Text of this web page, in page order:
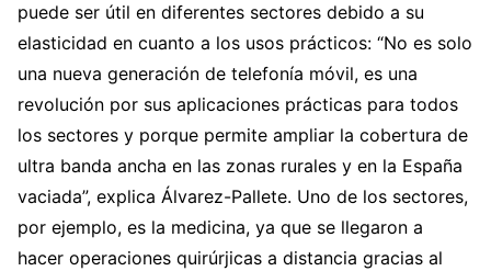
puede ser útil en diferentes sectores debido a su
elasticidad en cuanto a los usos prácticos: “No es solo
una nueva generación de telefonía móvil, es una
revolución por sus aplicaciones prácticas para todos
los sectores y porque permite ampliar la cobertura de
ultra banda ancha en las zonas rurales y en la España
vaciada”, explica Álvarez-Pallete. Uno de los sectores,
por ejemplo, es la medicina, ya que se llegaron a
hacer operaciones quirúrjicas a distancia gracias al